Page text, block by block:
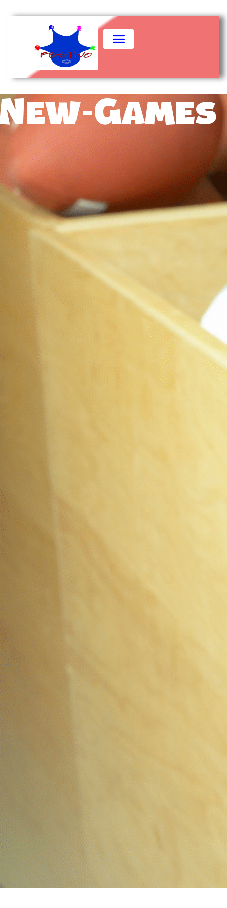
New-Games